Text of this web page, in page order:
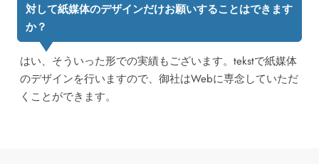
対して紙媒体のデザインだけお願いすることはできます
か？
はい、そういった形での実績もございます。tekstで紙媒体
のデザインを行いますので、御社はWebに専念していただ
くことができます。